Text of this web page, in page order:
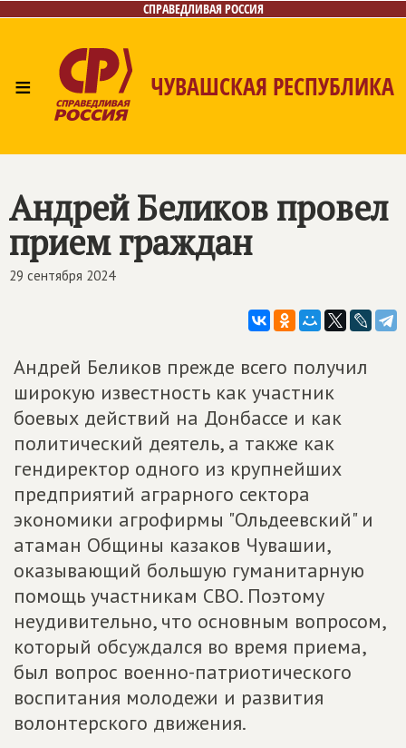
СПРАВЕДЛИВАЯ РОССИЯ
≡ ЧУВАШСКАЯ РЕСПУБЛИКА
Андрей Беликов провел
прием граждан
29 сентября 2024
Андрей Беликов прежде всего получил
широкую известность как участник
боевых действий на Донбассе и как
политический деятель, а также как
гендиректор одного из крупнейших
предприятий аграрного сектора
экономики агрофирмы "Ольдеевский" и
атаман Общины казаков Чувашии,
оказывающий большую гуманитарную
помощь участникам СВО. Поэтому
неудивительно, что основным вопросом,
который обсуждался во время приема,
был вопрос военно-патриотического
воспитания молодежи и развития
волонтерского движения.